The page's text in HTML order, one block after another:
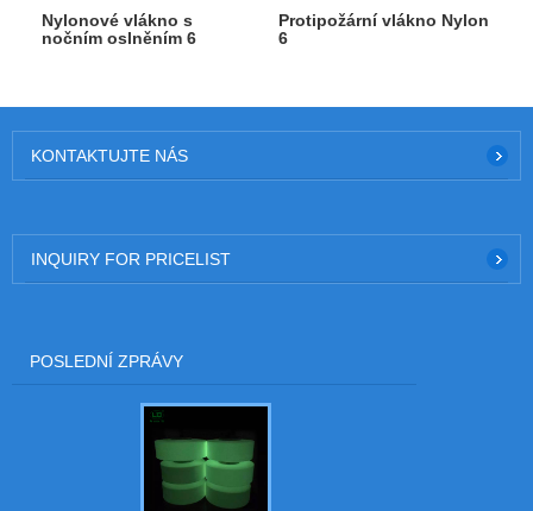
Nylonové vlákno s
nočním oslněním 6
Protipožární vlákno Nylon
6
KONTAKTUJTE NÁS
INQUIRY FOR PRICELIST
POSLEDNÍ ZPRÁVY